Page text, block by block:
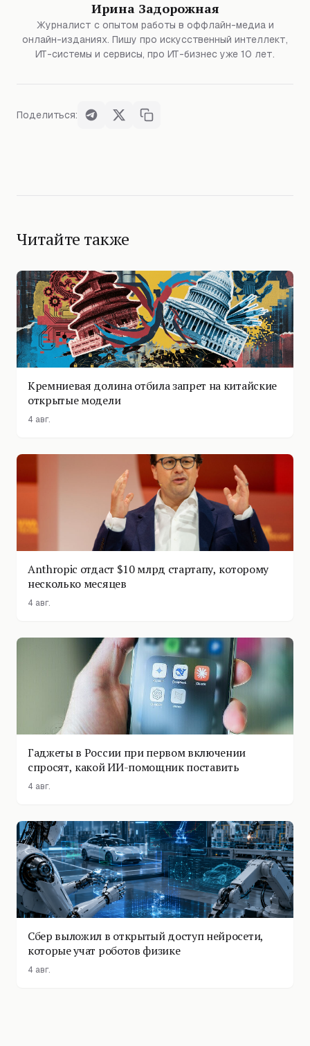
Ирина Задорожная
Журналист с опытом работы в оффлайн-медиа и
онлайн-изданиях. Пишу про искусственный интеллект,
ИТ-системы и сервисы, про ИТ-бизнес уже 10 лет.
Поделиться:
Читайте также
Кремниевая долина отбила запрет на китайские
открытые модели
4 авг.
Anthropic отдаст $10 млрд стартапу, которому
несколько месяцев
4 авг.
Гаджеты в России при первом включении
спросят, какой ИИ-помощник поставить
4 авг.
Сбер выложил в открытый доступ нейросети,
которые учат роботов физике
4 авг.